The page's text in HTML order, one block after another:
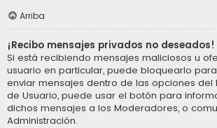
Arriba
¡Recibo mensajes privados no deseados!
Si está recibiendo mensajes maliciosos u
usuario en particular, puede bloquearlo
enviar mensajes dentro de las opciones del
de Usuario, puede usar el botón para
dichos mensajes a los Moderadores, o
Administración.